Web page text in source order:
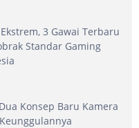
3 Gawai Terbaru
Standar Gaming
Konsep Baru Kamera